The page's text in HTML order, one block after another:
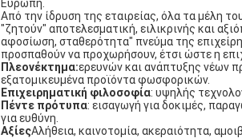
Ευρώπη.
Από την ίδρυση της εταιρείας, όλα τα μέλη
"ζητούν" αποτελεσματική, ειλικρινής και
αφοσίωση, σταθερότητα" πνεύμα της
προσπαθούν να προχωρήσουν, έτσι ώστε η
Πλεονέκτημα:ερευνών και ανάπτυξης νέων
εξατομικευμένα προϊόντα φωσφορικών.
Επιχειρηματική φιλοσοφία: υψηλής
Πέντε πρότυπα: εισαγωγή για δοκιμές,
για ευθύνη.
ΑξίεςΑλήθεια, καινοτομία, ακεραιότητα,